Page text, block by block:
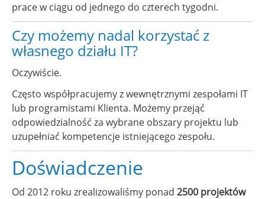
prace w ciągu od jednego do czterech tygodni.
Czy możemy nadal korzystać z
własnego działu IT?
Oczywiście.
Często współpracujemy z wewnętrznymi zespołami IT
lub programistami Klienta. Możemy przejąć
odpowiedzialność za wybrane obszary projektu lub
uzupełniać kompetencje istniejącego zespołu.
Doświadczenie
Od 2012 roku zrealizowaliśmy ponad 2500 projektów